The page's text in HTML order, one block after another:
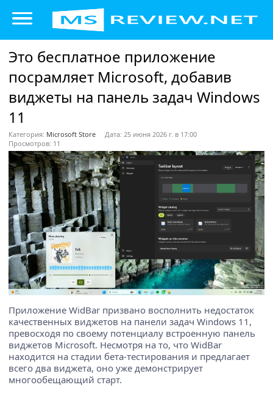
Это бесплатное приложение
посрамляет Microsoft, добавив
виджеты на панель задач Windows
11
Категория: Microsoft Store
Дата: 25 июня 2026 г. в 17:00
Просмотров: 11
Приложение WidBar призвано восполнить недостаток
качественных виджетов на панели задач Windows 11,
превосходя по своему потенциалу встроенную панель
виджетов Microsoft. Несмотря на то, что WidBar
находится на стадии бета-тестирования и предлагает
всего два виджета, оно уже демонстрирует
многообещающий старт.